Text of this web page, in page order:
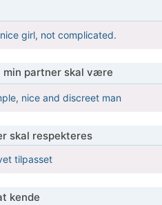
girl, not complicated.
min partner skal være
nice and discreet man
skal respekteres
tilpasset
kende